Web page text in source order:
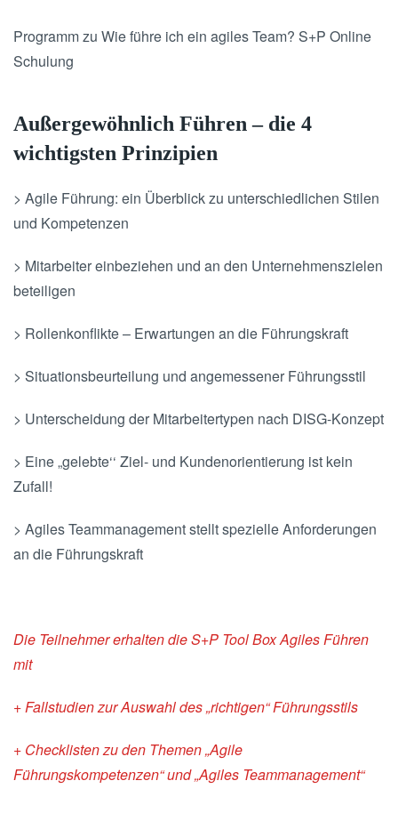
Programm zu Wie führe ich ein agiles Team? S+P Online
Schulung
Außergewöhnlich Führen – die 4
wichtigsten Prinzipien
> Agile Führung: ein Überblick zu unterschiedlichen Stilen
und Kompetenzen
> Mitarbeiter einbeziehen und an den Unternehmenszielen
beteiligen
> Rollenkonflikte – Erwartungen an die Führungskraft
> Situationsbeurteilung und angemessener Führungsstil
> Unterscheidung der Mitarbeitertypen nach DISG-Konzept
> Eine „gelebte‘‘ Ziel- und Kundenorientierung ist kein
Zufall!
> Agiles Teammanagement stellt spezielle Anforderungen
an die Führungskraft
Die Teilnehmer erhalten die S+P Tool Box Agiles Führen
mit
+ Fallstudien zur Auswahl des „richtigen“ Führungsstils
+ Checklisten zu den Themen „Agile
Führungskompetenzen“ und „Agiles Teammanagement“